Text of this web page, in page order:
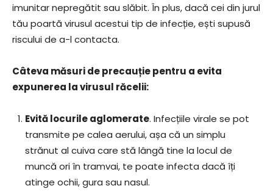
imunitar nepregătit sau slăbit. În plus, dacă cei din jurul
tău poartă virusul acestui tip de infecție, ești supusă
riscului de a-l contacta.
Câteva măsuri de precauție pentru a evita
expunerea la virusul răcelii:
Evită locurile aglomerate. Infecțiile virale se pot
transmite pe calea aerului, așa că un simplu
strănut al cuiva care stă lângă tine la locul de
muncă ori în tramvai, te poate infecta dacă îți
atinge ochii, gura sau nasul.